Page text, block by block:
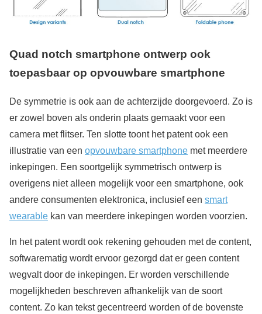
Quad notch smartphone ontwerp ook
toepasbaar op opvouwbare smartphone
De symmetrie is ook aan de achterzijde doorgevoerd. Zo is
er zowel boven als onderin plaats gemaakt voor een
camera met flitser. Ten slotte toont het patent ook een
illustratie van een opvouwbare smartphone met meerdere
inkepingen. Een soortgelijk symmetrisch ontwerp is
overigens niet alleen mogelijk voor een smartphone, ook
andere consumenten elektronica, inclusief een smart
wearable kan van meerdere inkepingen worden voorzien.
In het patent wordt ook rekening gehouden met de content,
softwarematig wordt ervoor gezorgd dat er geen content
wegvalt door de inkepingen. Er worden verschillende
mogelijkheden beschreven afhankelijk van de soort
content. Zo kan tekst gecentreerd worden of de bovenste